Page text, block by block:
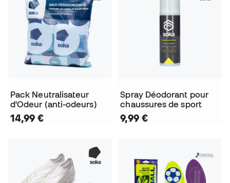
Pack Neutralisateur
d'Odeur (anti-odeurs)
14,99 €
Spray Déodorant pour
chaussures de sport
9,99 €